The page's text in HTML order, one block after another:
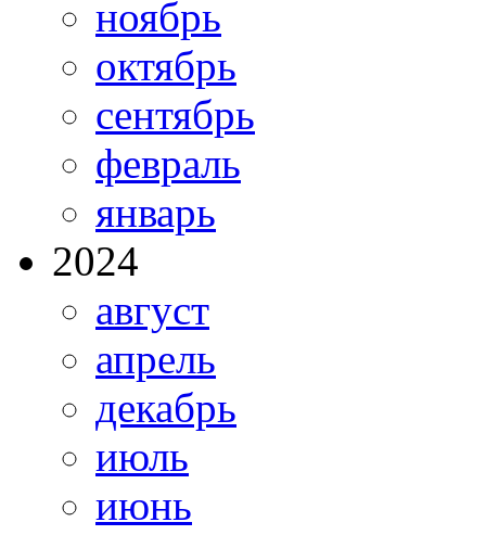
ноябрь
октябрь
сентябрь
февраль
январь
2024
август
апрель
декабрь
июль
июнь